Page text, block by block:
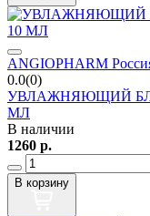
ANGIOPHARM
0.0(0)
УВЛАЖНЯЮЩИЙ
МЛ
В наличии
1260 р.
В корзину